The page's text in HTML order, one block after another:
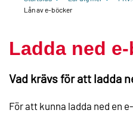
Lån av e-böcker
Ladda ned
Vad krävs för att ladda
För att kunna ladda ned en